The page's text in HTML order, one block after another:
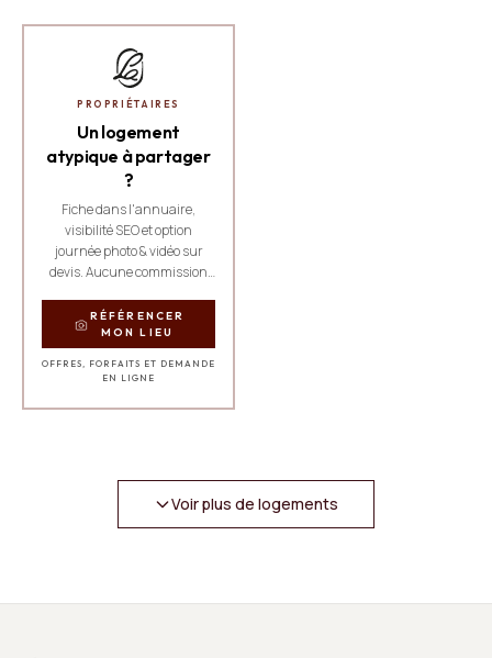
PROPRIÉTAIRES
Un logement
atypique à partager
?
Fiche dans l'annuaire,
visibilité SEO et option
journée photo & vidéo sur
devis. Aucune commission
RÉFÉRENCER
MON LIEU
OFFRES, FORFAITS ET DEMANDE
EN LIGNE
Voir plus de logements